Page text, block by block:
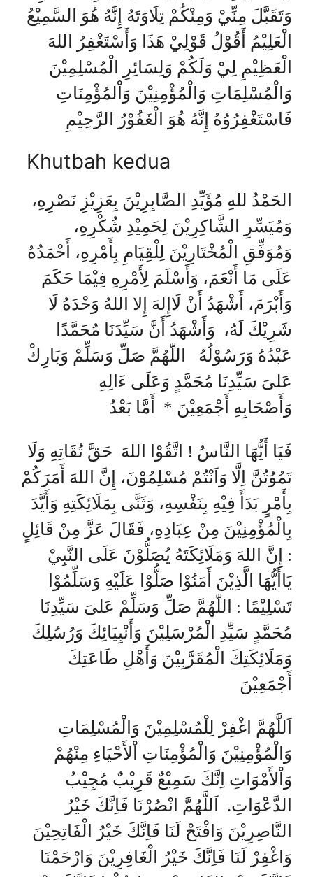
وَتَقَبَّلَ مِنِّيْ وَمِنْكُمْ تِلَاوَتَهُ إِنَّهُ هُوَ السَّمِيْعُ
الْعَلِيْمُ أَقُوْلُ قَوْلِيْ هَذَا وَأَسْتَغْفِرُ اللهَ
الْعَظِيْمِ لِيْ وَلَكُمْ وَلِسَائِرِ الْمُسْلِمِيْنَ
وَالْمُسْلِمَاتِ وَالْمُؤْمِنِيْنَ وَاْلمُؤْمِنَاتِ
فَاسْتَغْفِرُوُهُ إِنَّهُ هُوَ الْغَفُوْرُ الرَّحِيْمِ
Khutbah kedua
الحَمْدُ للهِ مُؤَيِّدِ الصَّابِرِيْنَ بِعَزِيْزِ نَصْرِهِ،
وَمُيَسِّرِ الشَّاكِرِيْنَ لِحَمِيْدِ شُكْرِهِ،
وَمُوَفِّقِ الْمُخْتَارِيْنَ لِلْقِيَامِ بِأَمْرِهِ، أَحْمَدُهُ
عَلَى مَا أَنْعَمَ، وَأَسْلَمَ لِأَمْرِهِ فِيْمَا حَكَمَ
وَأَبْرَمَ، أَشْهَدُ أَنْ لَاإِلهَ إِلا اللهُ وَحْدَهُ لَا
شَرِيْكَ لَهُ، وَأَشْهَدُ أَنَّ سَيِّدَنَا مُحَمَّدًا
عَبْدُهُ وَرَسُوْلُهُ اللّهُمَّ صَلِّ وَسَلِّمْ وَبَارِكْ
عَلىَ سَيِّدِنَا مُحَمَّدٍ وَعَلَى ءَالِهِ
وَأَصْحَابِهِ أَجْمَعِيْنَ * أَمَّا بَعْدُ
فَيَا أَيُّهَا النَّاسُ ! اتَّقُوْا اللهَ حَقَّ تُقَاتِهِ وَلَا
تَمُوُتُنَّ اِلَّا وَاَنْتُمْ مُسْلِمُوْنَ، إِنَّ اللهَ أَمَرَكُمْ
بِأَمْرٍ بَدَأَ فِيْهِ بِنَفْسِهِ، وَثَنَّى بِمَلَائِكَتِهِ وَأَيَّدَ
بِالْمُؤْمِنِيْنَ مِنْ عِبَادِهِ، فَقَالَ عَزَّ مِنْ قَائِلٍ
: إِنَّ اللهَ وَمَلَائِكَتَهُ يُصَلُّوْنَ عَلَى النَّبِيْ
يَاأَيُّهَا الَّذِيْنَ أَمَنُوْا صَلُّوْا عَلَيْهِ وَسَلِّمُوْا
تَسْلِيْمًا : اللّهُمَّ صَلِّ وَسَلِّمْ عَلىَ سَيِّدِنَا
مُحَمَّدٍ سَيِّدِ الْمُرْسَلِيْنَ وَأَنْبِيَائِكَ وَرُسُلِكَ
وَمَلَائِكَتِكَ الْمُقَرَّبِيْنَ وَأَهْلِ طَاعَتِكَ
أَجْمَعِيْنَ
اَللَّهُمَّ اغْفِرْ لِلْمُسْلِمِيْنَ وَالْمُسْلِمَاتِ
وَالْمُؤْمِنِيْنَ وَالْمُؤْمِنَاتِ اْلأَحْيَاءِ مِنْهُمْ
وَاْلأَمْوَاتِ اِنَّكَ سَمِيْعٌ قَرِيْبٌ مُجِيْبُ
الدَّعْوَاتِ. اَللَّهُمَّ انْصُرْنَا فَاِنَّكَ خَيْرُ
النَّاصِرِيْنَ وَافْتَحْ لَنَا فَاِنَّكَ خَيْرُ الْفَاتِحِيْنَ
وَاغْفِرْ لَنَا فَاِنَّكَ خَيْرُ الْغَافِرِيْنَ وَارْحَمْنَا